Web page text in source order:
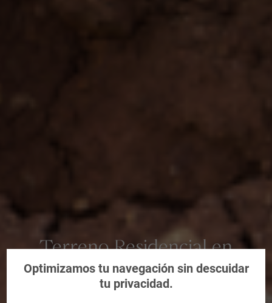
Terreno Residencial en
Fortuna, Murcia
Optimizamos tu navegación sin descuidar
tu privacidad.